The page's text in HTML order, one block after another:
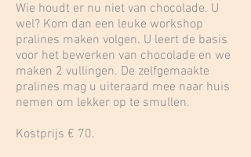
Wie houdt er nu niet van chocolade. U
wel? Kom dan een leuke workshop
pralines maken volgen. U leert de basis
voor het bewerken van chocolade en we
maken 2 vullingen. De zelfgemaakte
pralines mag u uiteraard mee naar huis
nemen om lekker op te smullen.
Kostprijs € 70.